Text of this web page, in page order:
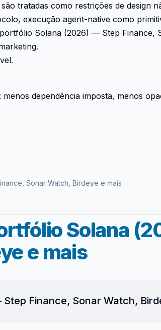
tratadas como restrições de design
execução agent-native como
Solana (2026) — Step
dependência imposta, menos
Sonar Watch, Birdeye e mais
Solana
e mais
Finance, Sonar Watch,